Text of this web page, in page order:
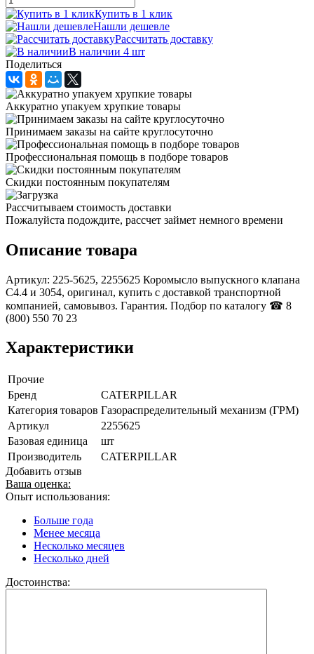
Купить в 1 клик
Нашли дешевле
Рассчитать доставку
В наличии 4 шт
Поделиться
Аккуратно упакуем хрупкие товары
Принимаем заказы на сайте круглосуточно
Профессиональная помощь в подборе товаров
Скидки постоянным покупателям
Рассчитываем стоимость доставки
Пожалуйста подождите, рассчет займет немного времени
Описание товара
Артикул: 225-5625, 2255625 Коромысло выпускного клапана
C4.4 и 3054, оригинал, купить с доставкой транспортной
компанией, самовывоз. Гарантия. Подбор по каталогу ☎ 8
(800) 550 70 23
Характеристики
Прочие
Бренд
CATERPILLAR
Категория товаров Газораспределительный механизм (ГРМ)
Артикул
2255625
Базовая единица
шт
Производитель
CATERPILLAR
Добавить отзыв
Ваша оценка:
Опыт использования:
Больше года
Менее месяца
Несколько месяцев
Несколько дней
Достоинства: